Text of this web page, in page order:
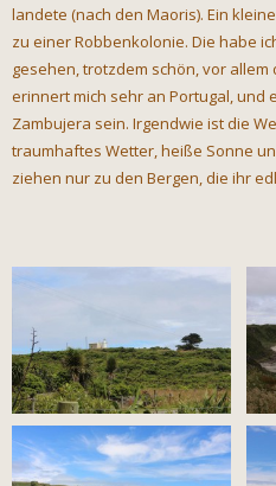
landete (nach den Maoris). Ein
zu einer Robbenkolonie. Die habe
gesehen, trotzdem schön, vor
erinnert mich sehr an Portugal, und
Zambujera sein. Irgendwie ist die
traumhaftes Wetter, heiße Sonne
ziehen nur zu den Bergen, die ihr